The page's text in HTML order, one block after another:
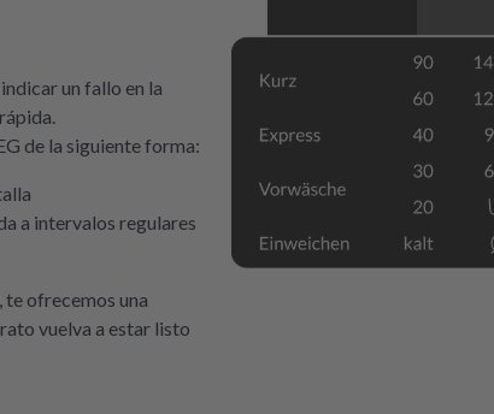
un fallo en la
de la siguiente forma:
a intervalos regulares
te ofrecemos una
vuelva a estar listo